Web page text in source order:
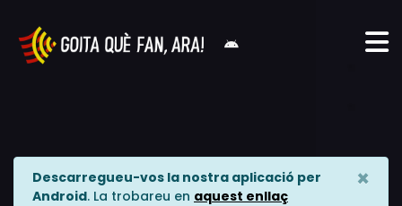
Descarregueu-vos la nostra aplicació per
Android. La trobareu en aquest enllaç
×